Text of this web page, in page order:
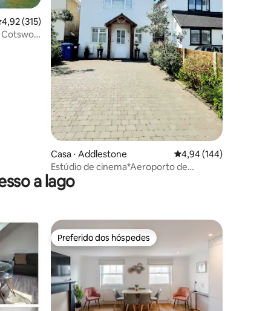
de uma avaliação média de 5, 315 avaliações
4,92 (315)
Casa ⋅ Addlestone 4,94 de uma avaliação
4,94 (144)
Estúdio de cinema*Aeroporto de
Heathrow*Famílias*Estadias longas
a lago
Preferido dos hóspedes
Preferido dos hóspedes